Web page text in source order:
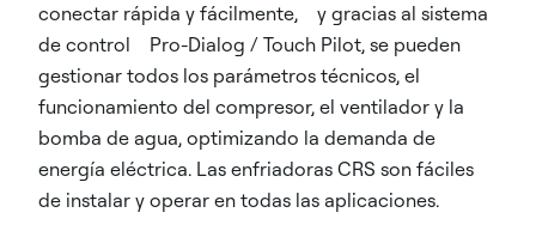
conectar rápida y fácilmente, y gracias al sistema
de control Pro-Dialog / Touch Pilot, se pueden
gestionar todos los parámetros técnicos, el
funcionamiento del compresor, el ventilador y la
bomba de agua, optimizando la demanda de
energía eléctrica. Las enfriadoras CRS son fáciles
de instalar y operar en todas las aplicaciones.